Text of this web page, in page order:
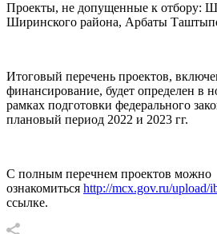
Проекты, не допущенные к отбору:
Ширинского района, Арбаты
Итоговый перечень проектов,
финансирование, будет определен в
рамках подготовки федерального
плановый период 2022 и 2023 гг.
С полным перечнем проектов можно
ознакомиться http://mcx.gov.ru/upload/
ссылке.